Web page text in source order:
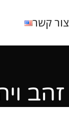
צור קשר